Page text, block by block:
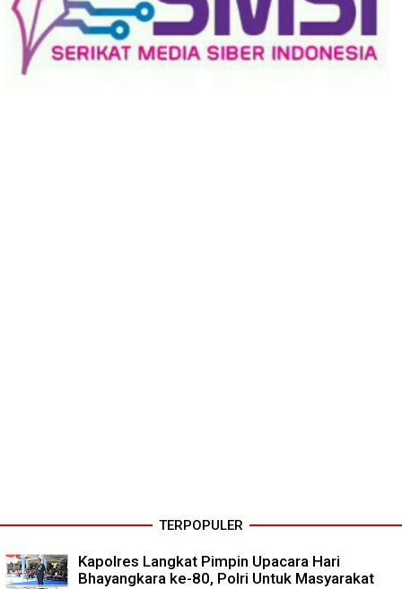
TERPOPULER
Kapolres Langkat Pimpin Upacara Hari
Bhayangkara ke-80, Polri Untuk Masyarakat